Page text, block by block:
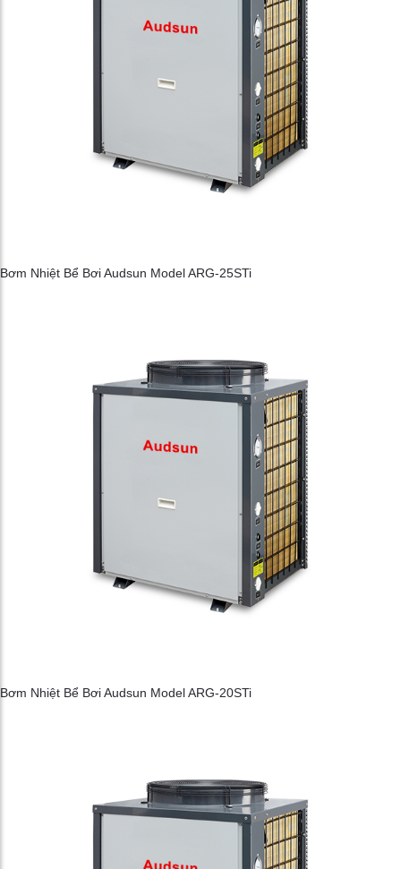
Bơm Nhiệt Bể Bơi Audsun Model ARG-25STi
Bơm Nhiệt Bể Bơi Audsun Model ARG-20STi